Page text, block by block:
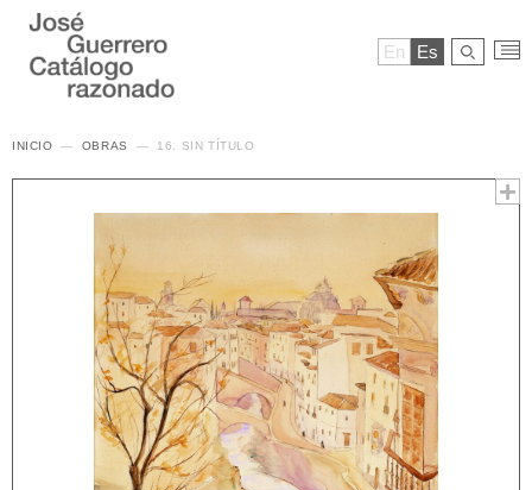
En Es
INICIO OBRAS 16. SIN TÍTULO